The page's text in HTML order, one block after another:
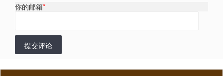
你的邮箱*
提交评论